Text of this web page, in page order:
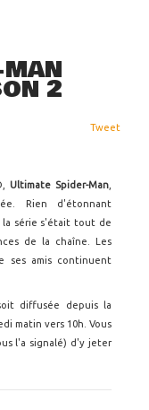
2
Tweet
Ultimate Spider-Man
Rien d'étonnant
la série s'était tout de
de la chaîne. Les
amis continuent
diffusée depuis la
matin vers 10h. Vous
l'a signalé) d'y jeter